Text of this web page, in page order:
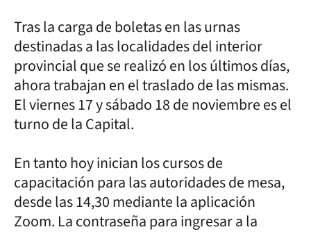
Tras la carga de boletas en las urnas
destinadas a las localidades del interior
provincial que se realizó en los últimos días,
ahora trabajan en el traslado de las mismas.
El viernes 17 y sábado 18 de noviembre es el
turno de la Capital.
En tanto hoy inician los cursos de
capacitación para las autoridades de mesa,
desde las 14,30 mediante la aplicación
Zoom. La contraseña para ingresar a la